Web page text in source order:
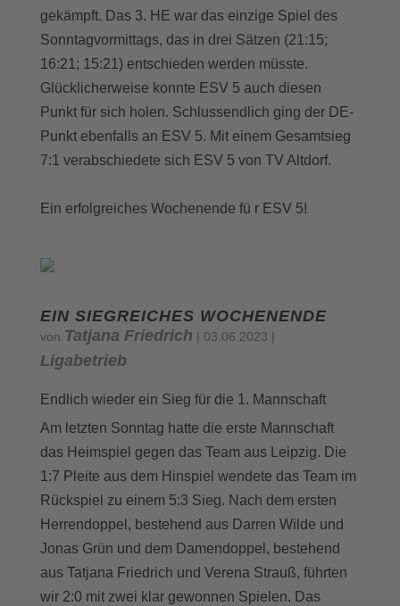
gekämpft. Das 3. HE war das einzige Spiel des
Sonntagvormittags, das in drei Sätzen (21:15;
16:21; 15:21) entschieden werden müsste.
Glücklicherweise konnte ESV 5 auch diesen
Punkt für sich holen. Schlussendlich ging der DE-
Punkt ebenfalls an ESV 5. Mit einem Gesamtsieg
7:1 verabschiedete sich ESV 5 von TV Altdorf.
Ein erfolgreiches Wochenende fü r ESV 5!
EIN SIEGREICHES WOCHENENDE
von Tatjana Friedrich | 03.06.2023 |
Ligabetrieb
Endlich wieder ein Sieg für die 1. Mannschaft
Am letzten Sonntag hatte die erste Mannschaft
das Heimspiel gegen das Team aus Leipzig. Die
1:7 Pleite aus dem Hinspiel wendete das Team im
Rückspiel zu einem 5:3 Sieg. Nach dem ersten
Herrendoppel, bestehend aus Darren Wilde und
Jonas Grün und dem Damendoppel, bestehend
aus Tatjana Friedrich und Verena Strauß, führten
wir 2:0 mit zwei klar gewonnen Spielen. Das